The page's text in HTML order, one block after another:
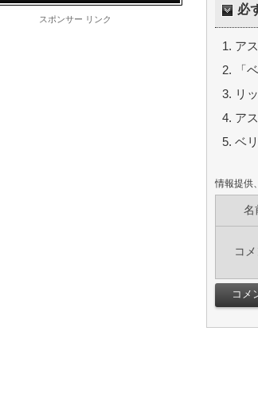
必
ア
「
リ
ア
ベ
情報提供
名
コ
スポンサー リンク